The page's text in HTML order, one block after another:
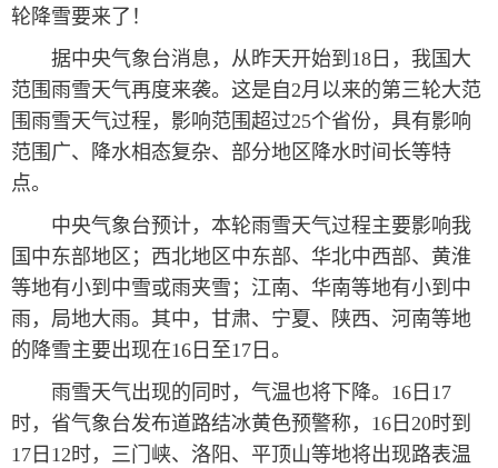
轮降雪要来了！
据中央气象台消息，从昨天开始到18日，我国大
范围雨雪天气再度来袭。这是自2月以来的第三轮大范
围雨雪天气过程，影响范围超过25个省份，具有影响
范围广、降水相态复杂、部分地区降水时间长等特
点。
中央气象台预计，本轮雨雪天气过程主要影响我
国中东部地区；西北地区中东部、华北中西部、黄淮
等地有小到中雪或雨夹雪；江南、华南等地有小到中
雨，局地大雨。其中，甘肃、宁夏、陕西、河南等地
的降雪主要出现在16日至17日。
雨雪天气出现的同时，气温也将下降。16日17
时，省气象台发布道路结冰黄色预警称，16日20时到
17日12时，三门峡、洛阳、平顶山等地将出现路表温